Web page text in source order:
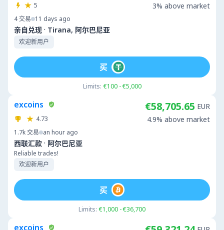
5
4交易 11 days ago
亲自兑现 · Tirana, 阿尔巴尼亚
欢迎新用户
3% above market
Limits: €100 - €5,000
买
excoins
4.73
1.7k交易 an hour ago
西联汇款 · 阿尔巴尼亚
Reliable trades!
欢迎新用户
€58,705.65 EUR
4.9% above market
Limits: €1,000 - €36,700
买
excoins